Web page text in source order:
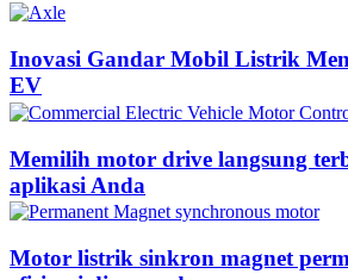
Inovasi Gandar Mobil Listrik
EV
Memilih motor drive langsung
aplikasi Anda
Motor listrik sinkron magnet